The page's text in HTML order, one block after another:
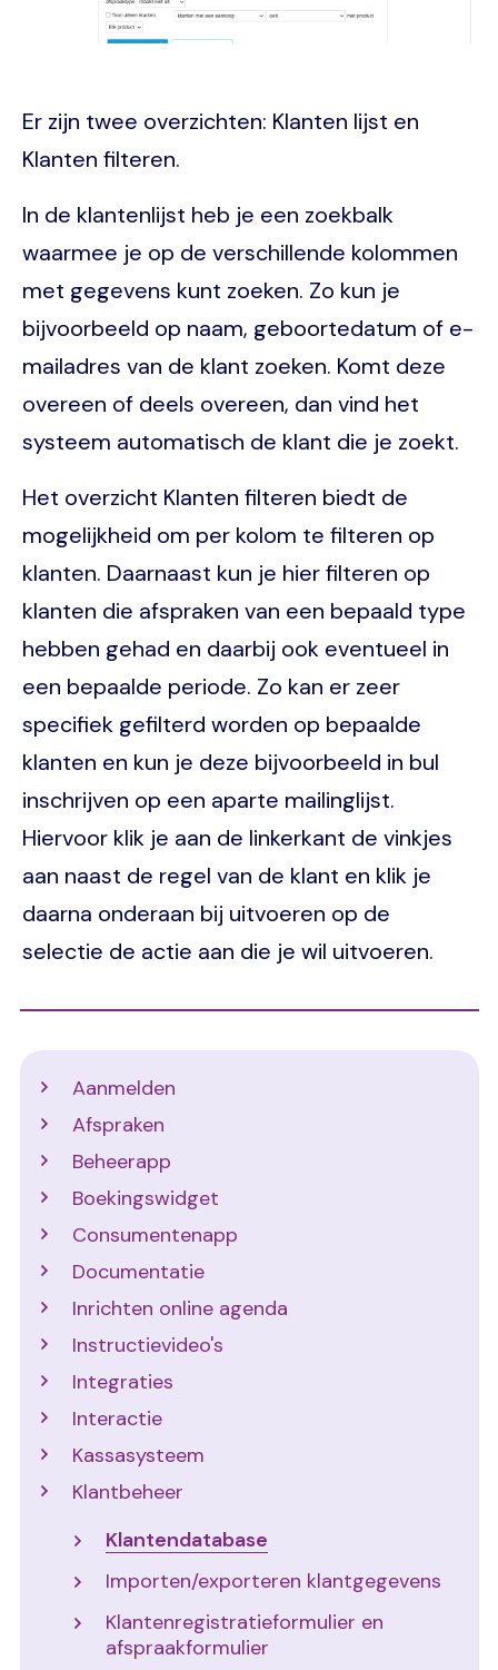
Er zijn twee overzichten: Klanten lijst en
Klanten filteren.
In de klantenlijst heb je een zoekbalk
waarmee je op de verschillende kolommen
met gegevens kunt zoeken. Zo kun je
bijvoorbeeld op naam, geboortedatum of e-
mailadres van de klant zoeken. Komt deze
overeen of deels overeen, dan vind het
systeem automatisch de klant die je zoekt.
Het overzicht Klanten filteren biedt de
mogelijkheid om per kolom te filteren op
klanten. Daarnaast kun je hier filteren op
klanten die afspraken van een bepaald type
hebben gehad en daarbij ook eventueel in
een bepaalde periode. Zo kan er zeer
specifiek gefilterd worden op bepaalde
klanten en kun je deze bijvoorbeeld in bul
inschrijven op een aparte mailinglijst.
Hiervoor klik je aan de linkerkant de vinkjes
aan naast de regel van de klant en klik je
daarna onderaan bij uitvoeren op de
selectie de actie aan die je wil uitvoeren.
Aanmelden
Afspraken
Beheerapp
Boekingswidget
Consumentenapp
Documentatie
Inrichten online agenda
Instructievideo's
Integraties
Interactie
Kassasysteem
Klantbeheer
Klantendatabase
Importen/exporteren klantgegevens
Klantenregistratieformulier en
afspraakformulier